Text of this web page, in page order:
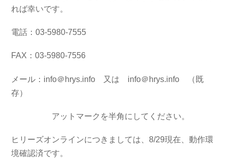
れば幸いです。
電話：03-5980-7555
FAX：03-5980-7556
メール：info＠hrys.info 又は info＠hrys.info （既
存）
アットマークを半角にしてください。
ヒリーズオンラインにつきましては、8/29現在、動作環
境確認済です。